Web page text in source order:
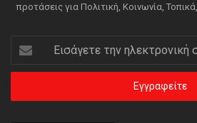
προτάσεις για Πολιτική, Κοινωνία,
την
ηλεκτρονική
διεύθυνση